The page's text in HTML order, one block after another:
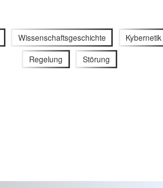
Wissenschaftsgeschichte Kybernetik
Regelung Störung